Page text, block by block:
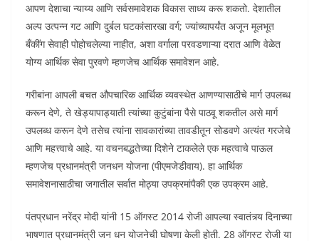
आपण देशाचा न्याय्य आणि सर्वसमावेशक विकास साध्य करू शकतो. देशातील
अल्प उत्पन्न गट आणि दुर्बल घटकांसारखा वर्ग; ज्यांच्यापर्यंत अजून मूलभूत
बँकींग सेवाही पोहोचलेल्या नाहीत, अशा वर्गाला परवडणाऱ्या दरात आणि वेळेत
योग्य आर्थिक सेवा पुरवणे म्हणजेच आर्थिक समावेशन आहे.
गरीबांना आपली बचत औपचारिक आर्थिक व्यवस्थेत आणण्यासाठीचे मार्ग उपलब्ध
करून देणे, ते खेड्यापाड्याती त्यांच्या कुटुंबांना पैसे पाठवू शकतील असे मार्ग
उपलब्ध करून देणे तसेच त्यांना सावकारांच्या तावडीतून सोडवणे अत्यंत गरजेचे
आणि महत्त्वाचे आहे. या वचनबद्धतेच्या दिशेने टाकलेले एक महत्वाचे पाऊल
म्हणजेच प्रधानमंत्री जनधन योजना (पीएमजेडीवाय). हा आर्थिक
समावेशनासाठीचा जगातील सर्वात मोठ्या उपक्रमांपैकी एक उपक्रम आहे.
पंतप्रधान नरेंद्र मोदी यांनी 15 ऑगस्ट 2014 रोजी आपल्या स्वातंत्र्य दिनाच्या
भाषणात प्रधानमंत्री जन धन योजनेची घोषणा केली होती. 28 ऑगस्ट रोजी या